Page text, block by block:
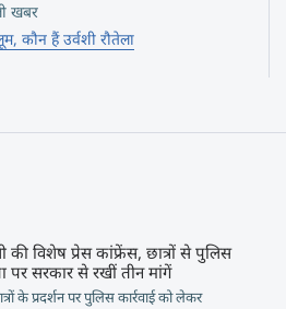
खबर
कौन हैं उर्वशी रौतेला
की विशेष प्रेस कांफ्रेंस, छात्रों से पुलिस
पर सरकार से रखीं तीन मांगें
के प्रदर्शन पर पुलिस कार्रवाई को लेकर